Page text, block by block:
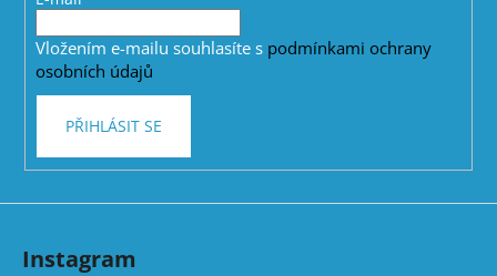
Vložením e-mailu souhlasíte s podmínkami ochrany
osobních údajů
PŘIHLÁSIT SE
Instagram